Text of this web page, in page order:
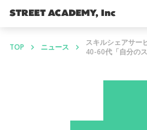
TOP keyboard_arrow_right ニュース keyboard_arrow_right
スキルシェアサー
40-60代「自分の